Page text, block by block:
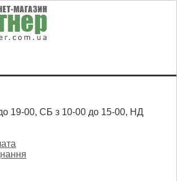
19-00, СБ з 10-00 до 15-00, НД